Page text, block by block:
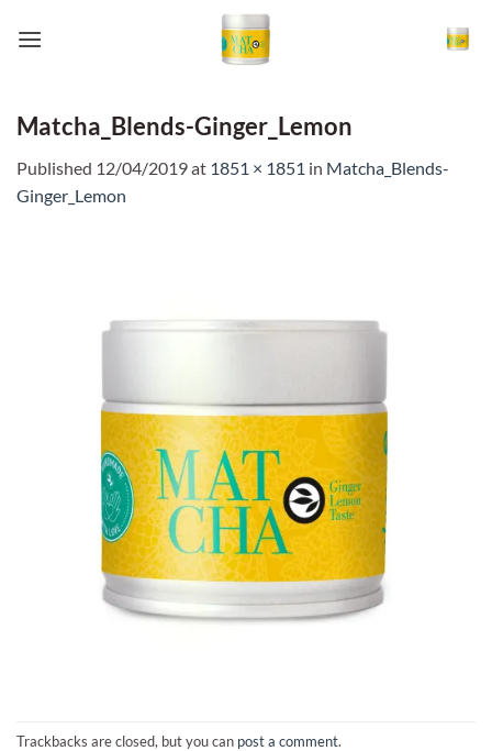
Matcha_Blends-Ginger_Lemon
Published 12/04/2019at 1851 × 1851 in Matcha_Blends-
Ginger_Lemon
Trackbacks are closed, but you can post a comment.